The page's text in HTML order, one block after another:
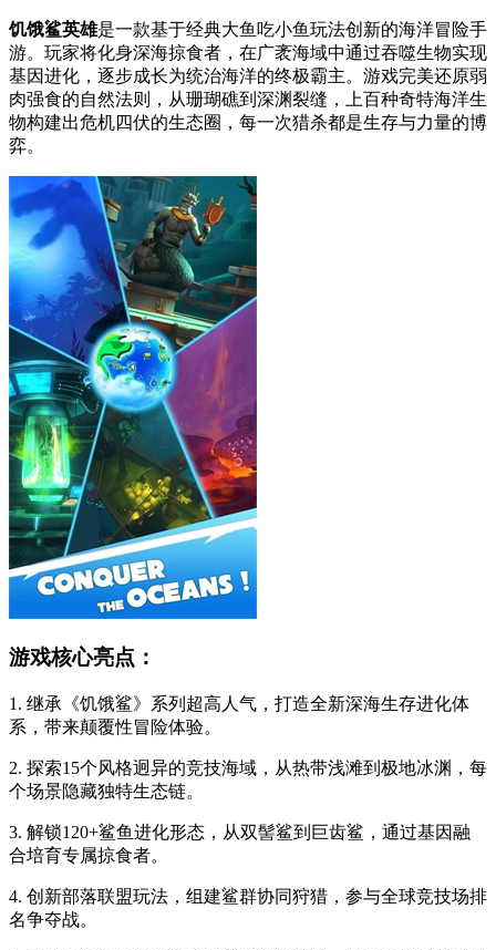
饥饿鲨英雄是一款基于经典大鱼吃小鱼玩法创新的海洋冒险手
游。玩家将化身深海掠食者，在广袤海域中通过吞噬生物实现
基因进化，逐步成长为统治海洋的终极霸主。游戏完美还原弱
肉强食的自然法则，从珊瑚礁到深渊裂缝，上百种奇特海洋生
物构建出危机四伏的生态圈，每一次猎杀都是生存与力量的博
弈。
游戏核心亮点：
1. 继承《饥饿鲨》系列超高人气，打造全新深海生存进化体
系，带来颠覆性冒险体验。
2. 探索15个风格迥异的竞技海域，从热带浅滩到极地冰渊，每
个场景隐藏独特生态链。
3. 解锁120+鲨鱼进化形态，从双髻鲨到巨齿鲨，通过基因融
合培育专属掠食者。
4. 创新部落联盟玩法，组建鲨群协同狩猎，参与全球竞技场排
名争夺战。